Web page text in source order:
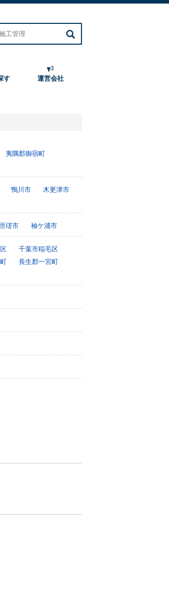
す 運営会社
夷隅郡御宿町
鴨川市
木更津市
匝瑳市 袖ケ浦市
千葉市稲毛区
長生郡一宮町